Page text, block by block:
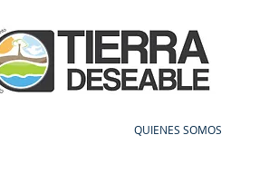
QUIENES SOMOS